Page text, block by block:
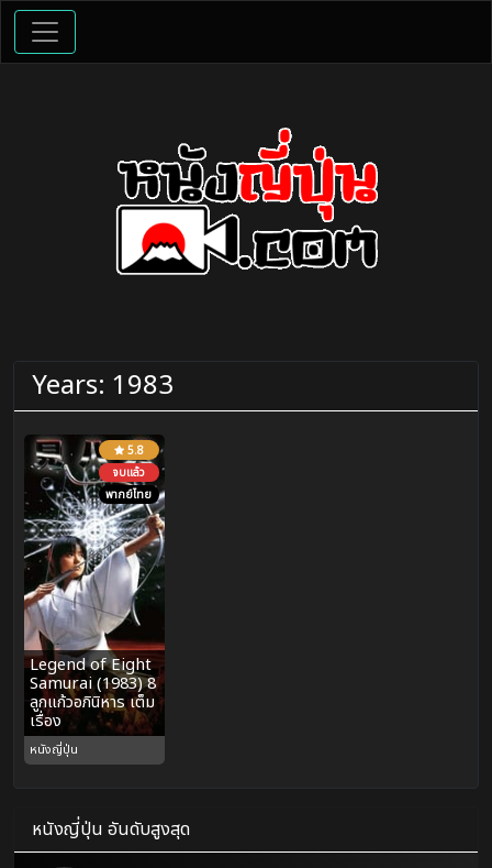
Years: 1983
5.8
จบแล้ว
พากย์ไทย
Legend of Eight
Samurai (1983) 8
ลูกแก้วอภินิหาร เต็ม
เรื่อง
หนังญี่ปุ่น
หนังญี่ปุ่น อันดับสูงสุด